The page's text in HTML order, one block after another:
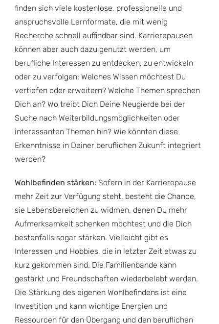
finden sich viele kostenlose, professionelle und
anspruchsvolle Lernformate, die mit wenig
Recherche schnell auffindbar sind. Karrierepausen
können aber auch dazu genutzt werden, um
berufliche Interessen zu entdecken, zu entwickeln
oder zu verfolgen: Welches Wissen möchtest Du
vertiefen oder erweitern? Welche Themen sprechen
Dich an? Wo treibt Dich Deine Neugierde bei der
Suche nach Weiterbildungsmöglichkeiten oder
interessanten Themen hin? Wie könnten diese
Erkenntnisse in Deiner beruflichen Zukunft integriert
werden?
Wohlbefinden stärken: Sofern in der Karrierepause
mehr Zeit zur Verfügung steht, besteht die Chance,
sie Lebensbereichen zu widmen, denen Du mehr
Aufmerksamkeit schenken möchtest und die Dich
bestenfalls sogar stärken. Vielleicht gibt es
Interessen und Hobbies, die in letzter Zeit etwas zu
kurz gekommen sind. Die Familienbande kann
gestärkt und Freundschaften wiederbelebt werden.
Die Stärkung des eigenen Wohlbefindens ist eine
Investition und kann wichtige Energien und
Ressourcen für den Übergang und den beruflichen